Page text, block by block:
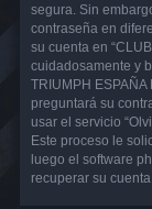
segura. Sin
contraseña en
su cuenta en
cuidadosamente y
TRIUMPH
preguntará su
usar el servicio
Este proceso le
luego el software
recuperar su cuenta.